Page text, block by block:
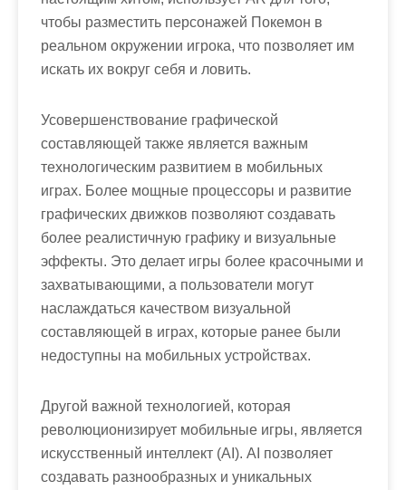
чтобы разместить персонажей Покемон в
реальном окружении игрока, что позволяет им
искать их вокруг себя и ловить.
Усовершенствование графической
составляющей также является важным
технологическим развитием в мобильных
играх. Более мощные процессоры и развитие
графических движков позволяют создавать
более реалистичную графику и визуальные
эффекты. Это делает игры более красочными и
захватывающими, а пользователи могут
наслаждаться качеством визуальной
составляющей в играх, которые ранее были
недоступны на мобильных устройствах.
Другой важной технологией, которая
революционизирует мобильные игры, является
искусственный интеллект (AI). AI позволяет
создавать разнообразных и уникальных